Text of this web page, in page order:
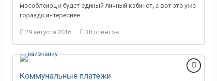
мособлеирц и будет единый личный кабинет, а вот это уже
гораздо интереснее.
29 августа 2016 38 ответов
Коммунальные платежи